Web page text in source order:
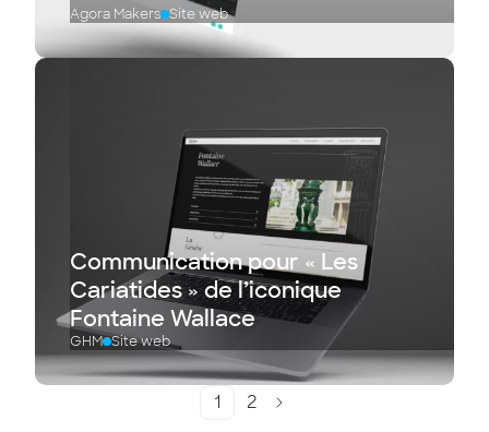
Agora Makers Site web
Communication pour « Les
Cariatides » de l’iconique
Fontaine Wallace
GHM Site web
1 2